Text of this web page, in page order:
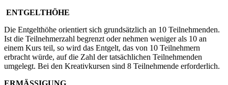
ENTGELTHÖHE
Die Entgelthöhe orientiert sich grundsätzlich an 10 Teilnehmenden.
Ist die Teilnehmerzahl begrenzt oder nehmen weniger als 10 an
einem Kurs teil, so wird das Entgelt, das von 10 Teilnehmern
erbracht würde, auf die Zahl der tatsächlichen Teilnehmenden
umgelegt. Bei den Kreativkursen sind 8 Teilnehmende erforderlich.
ERMÄSSIGUNG